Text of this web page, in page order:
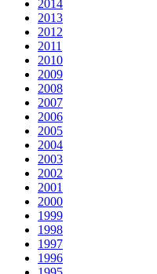
2014
2013
2012
2011
2010
2009
2008
2007
2006
2005
2004
2003
2002
2001
2000
1999
1998
1997
1996